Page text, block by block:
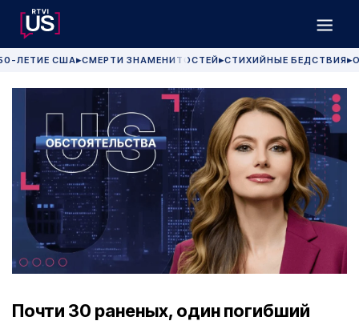
ЛЕТИЕ США▶СМЕРТИ ЗНАМЕНИТОСТЕЙ▶СТИХИЙНЫЕ БЕДСТВИЯ▶
Почти 30 раненых, один погибший